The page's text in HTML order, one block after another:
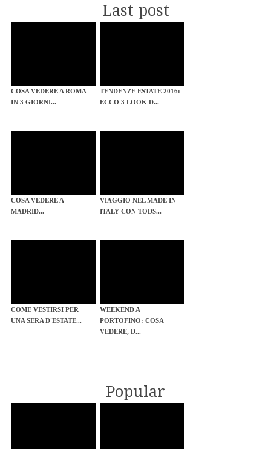
Last post
COSA VEDERE A ROMA
IN 3 GIORNI...
TENDENZE ESTATE 2016:
ECCO 3 LOOK D...
COSA VEDERE A
MADRID...
VIAGGIO NEL MADE IN
ITALY CON TODS...
COME VESTIRSI PER
UNA SERA D'ESTATE...
WEEKEND A
PORTOFINO: COSA
VEDERE, D...
Popular